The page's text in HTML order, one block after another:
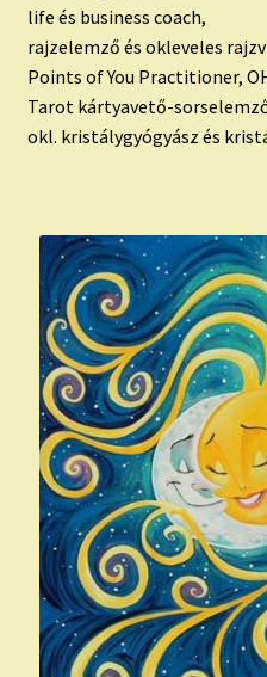
life és business coach,
rajzelemző és okleveles
Points of You Practitioner,
Tarot kártyavető-
okl. kristálygyógyász és